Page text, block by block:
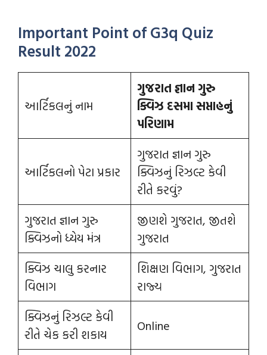
Important Point of G3q Quiz
Result 2022
આર્ટિકલનું નામ
ગુજરાત જ્ઞાન ગુરુ
ક્વિઝ દસમા સપ્તાહનું
પરિણામ
આર્ટિકલનો પેટા પ્રકાર
ગુજરાત જ્ઞાન ગુરુ
ક્વિઝનું રિઝલ્ટ કેવી
રીતે કરવું?
ગુજરાત જ્ઞાન ગુરુ
ક્વિઝનો ધ્યેય મંત્ર
જીણશે ગુજરાત, જીતશે
ગુજરાત
ક્વિઝ ચાલુ કરનાર
વિભાગ
શિક્ષણ વિભાગ, ગુજરાત
રાજ્ય
ક્વિઝનું રિઝલ્ટ કેવી
રીતે ચેક કરી શકાય
Online